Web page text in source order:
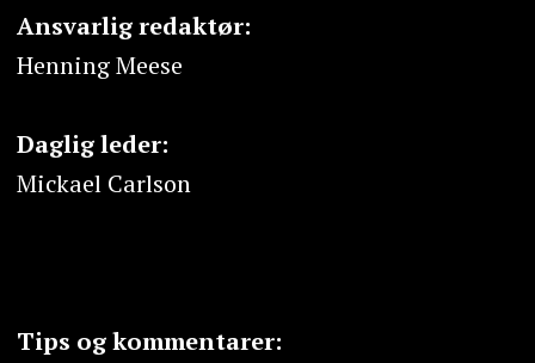
Ansvarlig redaktør:
Henning Meese
Daglig leder:
Mickael Carlson
Tips og kommentarer: